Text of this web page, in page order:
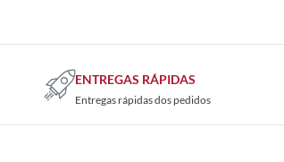
ENTREGAS RÁPIDAS
Entregas rápidas dos pedidos